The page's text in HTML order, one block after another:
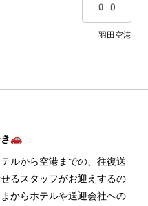
00
羽田空港
き🚗
ルから空港までの、往復送
るスタッフがお迎えするの
からホテルや送迎会社への